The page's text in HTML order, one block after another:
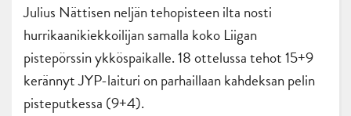
Julius Nättisen neljän tehopisteen ilta nosti
hurrikaanikiekkoilijan samalla koko Liigan
pistepörssin ykköspaikalle. 18 ottelussa tehot 15+9
kerännyt JYP-laituri on parhaillaan kahdeksan pelin
pisteputkessa (9+4).